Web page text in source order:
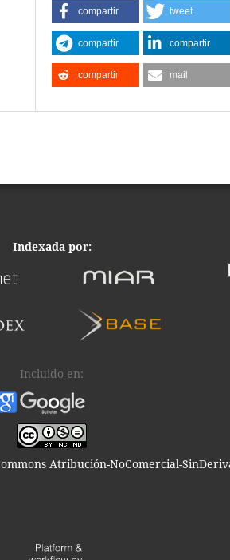
compartir tweet
compartir compartir
compartir mail
Indexada por:
Incluido en:
Atribución-NoComercial-